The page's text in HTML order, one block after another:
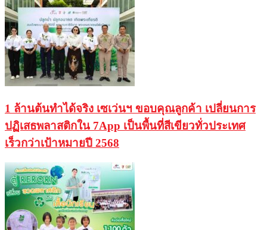
1 ล้านต้นทำได้จริง เซเว่นฯ ขอบคุณลูกค้า เปลี่ยนการ
ปฏิเสธพลาสติกใน 7App เป็นพื้นที่สีเขียวทั่วประเทศ
เร็วกว่าเป้าหมายปี 2568